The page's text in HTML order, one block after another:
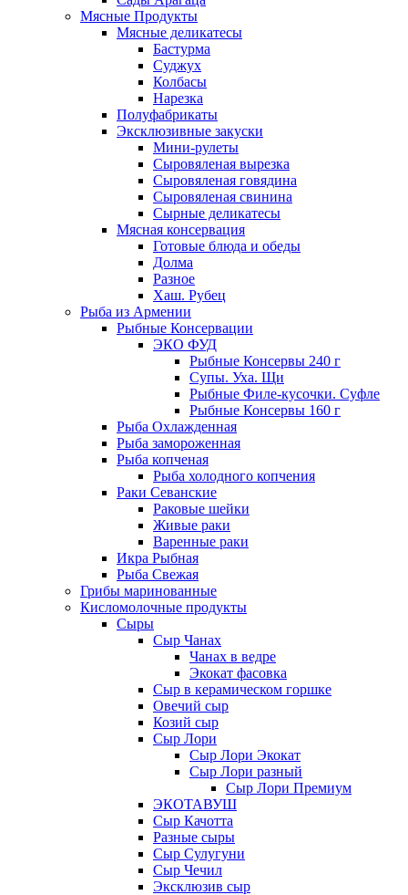
Мясные Продукты
Мясные деликатесы
Бастурма
Суджух
Колбасы
Нарезка
Полуфабрикаты
Эксклюзивные закуски
Мини-рулеты
Сыровяленая вырезка
Сыровяленая говядина
Сыровяленая свинина
Сырные деликатесы
Мясная консервация
Готовые блюда и обеды
Долма
Разное
Хаш. Рубец
Рыба из Армении
Рыбные Консервации
ЭКО ФУД
Рыбные Консервы 240 г
Супы. Уха. Щи
Рыбные Филе-кусочки. Суфле
Рыбные Консервы 160 г
Рыба Охлажденная
Рыба замороженная
Рыба копченая
Рыба холодного копчения
Раки Севанские
Раковые шейки
Живые раки
Варенные раки
Икра Рыбная
Рыба Свежая
Грибы маринованные
Кисломолочные продукты
Сыры
Сыр Чанах
Чанах в ведре
Экокат фасовка
Сыр в керамическом горшке
Овечий сыр
Козий сыр
Сыр Лори
Сыр Лори Экокат
Сыр Лори разный
Сыр Лори Премиум
ЭКОТАВУШ
Сыр Качотта
Разные сыры
Сыр Сулугуни
Сыр Чечил
Эксклюзив сыр